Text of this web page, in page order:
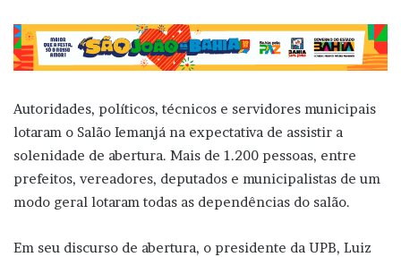
Autoridades, políticos, técnicos e servidores municipais
lotaram o Salão Iemanjá na expectativa de assistir a
solenidade de abertura. Mais de 1.200 pessoas, entre
prefeitos, vereadores, deputados e municipalistas de um
modo geral lotaram todas as dependências do salão.
Em seu discurso de abertura, o presidente da UPB, Luiz